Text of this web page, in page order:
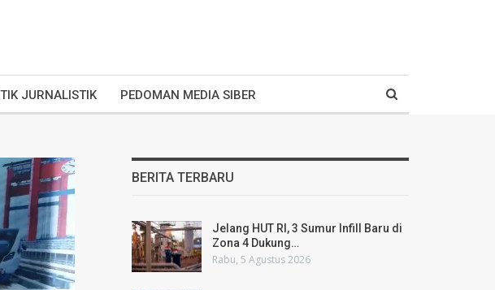
JURNALISTIK PEDOMAN MEDIA SIBER
BERITA TERBARU
Jelang HUT RI, 3 Sumur Infill Baru di
Zona 4 Dukung…
Rabu, 5 Agustus 2026